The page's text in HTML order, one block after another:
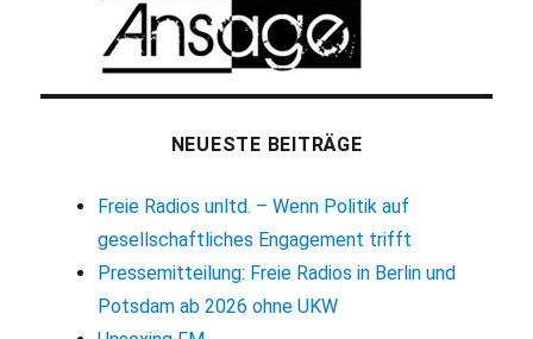
NEUESTE BEITRÄGE
Freie Radios unltd. – Wenn Politik auf
gesellschaftliches Engagement trifft
Pressemitteilung: Freie Radios in Berlin und
Potsdam ab 2026 ohne UKW